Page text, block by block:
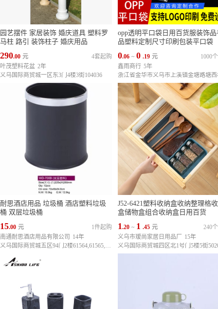
园艺摆件 家居装饰 婚庆道具 塑料罗
马柱 路引 装饰柱子 婚庆用品
290.00 元
4套起购
叶茂塑料花盆 2年
义乌国际商贸城一区东3门4楼3街104036
opp透明平口袋日用百货服装饰品
品塑料定制尺寸印刷包装平口袋
0.06 ~ 0 .19 元
1000
鑫雨商行 5年
耐思酒店用品 垃圾桶 酒店塑料垃圾
桶 双层垃圾桶
15.00 元
1件起购
南通耐思酒店用品有限公司
14年
义乌国际商贸城五区94门2楼61564,61565,61566,61567
J52-6421塑料收纳盒收纳整理格
盒储物盒组合收纳盒日用百货
1.20 ~ 1 .45 元
240
义乌市瑷尚家居日用品厂
15年